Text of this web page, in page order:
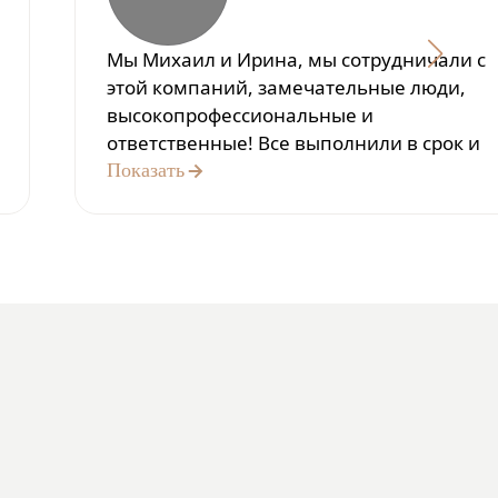
Мы Михаил и Ирина, мы сотрудничали с
этой компаний, замечательные люди,
высокопрофессиональные и
ответственные! Все выполнили в срок и
всегда были на связи.
Показать